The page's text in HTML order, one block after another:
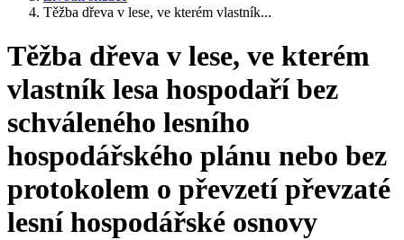
Těžba dřeva v lese, ve kterém vlastník...
Těžba dřeva v lese, ve kterém
vlastník lesa hospodaří bez
schváleného lesního
hospodářského plánu nebo bez
protokolem o převzetí převzaté
lesní hospodářské osnovy